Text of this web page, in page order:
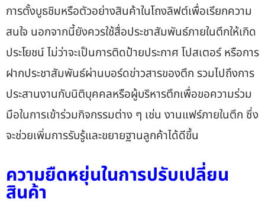
การตั้งบูธชิมหรือตัวอย่างสินค้าในโถงลิฟต์เพื่อเรียกความ
สนใจ นอกจากนี้ยังควรใช้สื่อประชาสัมพันธ์ภายในตึกให้เกิด
ประโยชน์ ไม่ว่าจะเป็นการติดป้ายประกาศ โปสเตอร์ หรือการ
ฝากประชาสัมพันธ์ผ่านบอร์ดข่าวสารของตึก รวมไปถึงการ
ประสานงานกับนิติบุคคลหรือผู้บริหารตึกเพื่อขอความร่วม
มือในการเข้าร่วมกิจกรรมต่าง ๆ เช่น งานแฟร์ภายในตึก ซึ่ง
จะช่วยเพิ่มการรับรู้และขยายฐานลูกค้าได้ดีขึ้น
ความยืดหยุ่นในการปรับเปลี่ยน
สินค้า